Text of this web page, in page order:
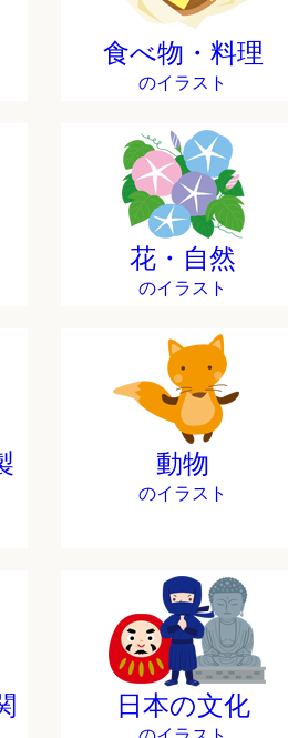
食べ物・料理
のイラスト
花・自然
のイラスト
動物
のイラスト
日本の文化